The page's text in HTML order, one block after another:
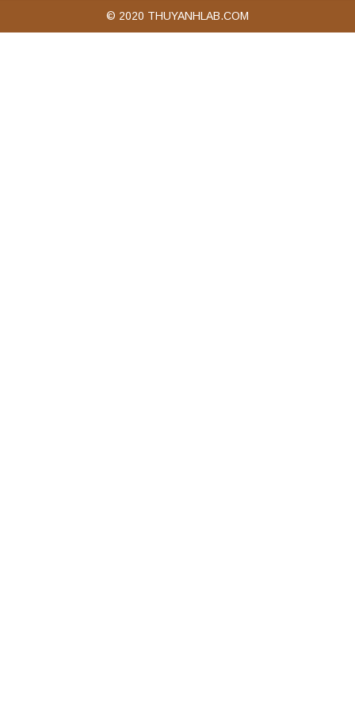
© 2020 THUYANHLAB.COM